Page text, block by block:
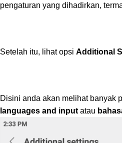
pengaturan yang dihadirkan,
Setelah itu, lihat opsi Additional
Disini anda akan melihat banyak
languages and input atau